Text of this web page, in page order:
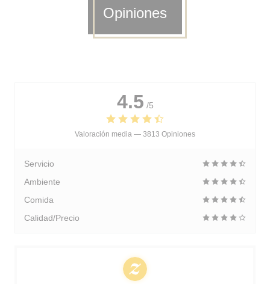
Opiniones
4.5 /5
Valoración media — 3813 Opiniones
Servicio
Ambiente
Comida
Calidad/Precio